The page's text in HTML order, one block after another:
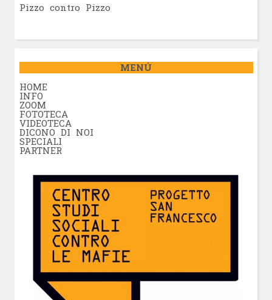
Pizzo contro Pizzo
MENÚ
HOME
INFO
ZOOM
FOTOTECA
VIDEOTECA
DICONO DI NOI
SPECIALI
PARTNER